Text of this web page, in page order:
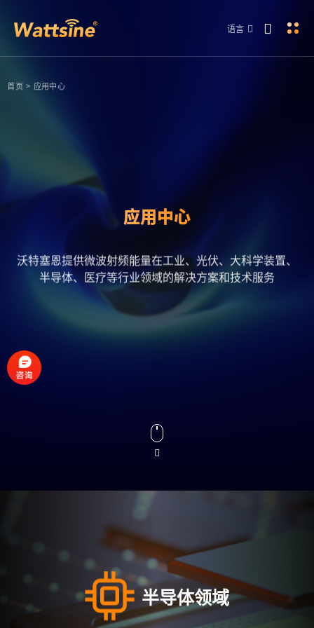
语言
首页 > 应用中心
应用中心
沃特塞恩提供微波射频能量在工业、光伏、大科学装置、
半导体、医疗等行业领域的解决方案和技术服务
半导体领域